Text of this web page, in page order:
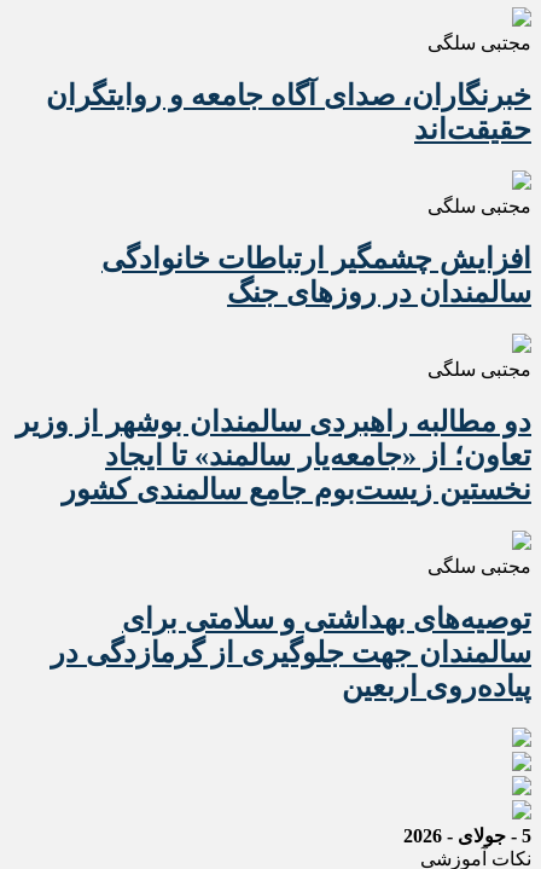
مجتبی سلگی
خبرنگاران، صدای آگاه جامعه و روایتگران
حقیقت‌اند
مجتبی سلگی
افزایش چشمگیر ارتباطات خانوادگی
سالمندان در روزهای جنگ
مجتبی سلگی
دو مطالبه راهبردی سالمندان بوشهر از وزیر
تعاون؛ از «جامعه‌یار سالمند» تا ایجاد
نخستین زیست‌بوم جامع سالمندی کشور
مجتبی سلگی
️توصیه‌های بهداشتی و سلامتی برای
سالمندان جهت جلوگیری از گرمازدگی در
پیاده‌روی اربعین
5 - جولای - 2026
نکات آموزشی